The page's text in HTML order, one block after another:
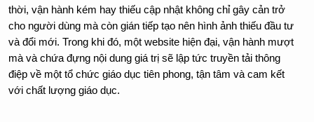
thời, vận hành kém hay thiếu cập nhật không chỉ gây cản trở
cho người dùng mà còn gián tiếp tạo nên hình ảnh thiếu đầu tư
và đổi mới. Trong khi đó, một website hiện đại, vận hành mượt
mà và chứa đựng nội dung giá trị sẽ lập tức truyền tải thông
điệp về một tổ chức giáo dục tiên phong, tận tâm và cam kết
với chất lượng giáo dục.